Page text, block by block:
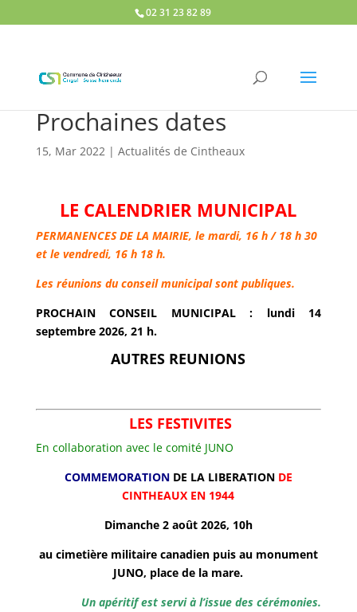
02 31 23 82 89
Prochaines dates
15, Mar 2022| Actualités de Cintheaux
LE CALENDRIER MUNICIPAL
PERMANENCES DE LA MAIRIE, le mardi, 16 h / 18 h 30
et le vendredi, 16 h 18 h.
Les réunions du conseil municipal sont publiques.
PROCHAIN CONSEIL MUNICIPAL : lundi 14
septembre 2026, 21 h.
AUTRES REUNIONS
LES FESTIVITES
En collaboration avec le comité JUNO
COMMEMORATIONDE LA LIBERATION DE
CINTHEAUX EN 1944
Dimanche 2 août 2026, 10h
au cimetière militaire canadien puis au monument
JUNO, place de la mare.
Un apéritif est servi à l’issue des cérémonies.